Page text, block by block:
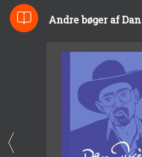
Andre bøger af